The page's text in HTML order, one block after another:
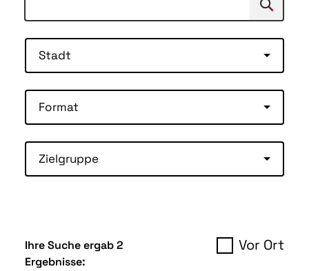
Suchen
Stadt
Format
Zielgruppe
Ihre Suche ergab 2
Ergebnisse:
Vor Ort